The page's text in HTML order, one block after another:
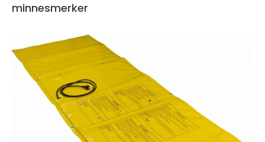
minnesmerker